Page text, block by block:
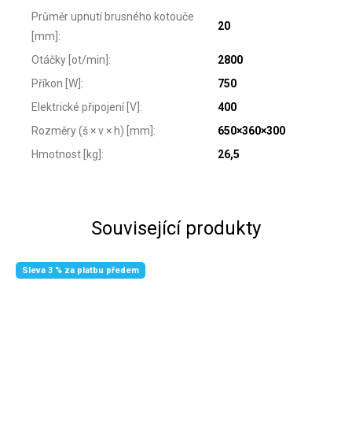
Průměr upnutí brusného kotouče
[mm]:
20
Otáčky [ot/min]:
2800
Příkon [W]:
750
Elektrické připojení [V]:
400
Rozměry (š × v × h) [mm]:
650×360×300
Hmotnost [kg]: 26,5
Související produkty
Sleva 3 % za platbu předem